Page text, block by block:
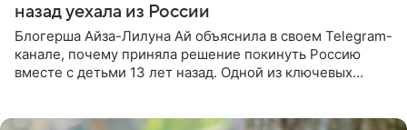
назад уехала из России
Блогерша Айза-Лилуна Ай объяснила в своем Telegram-
канале, почему приняла решение покинуть Россию
вместе с детьми 13 лет назад. Одной из ключевых